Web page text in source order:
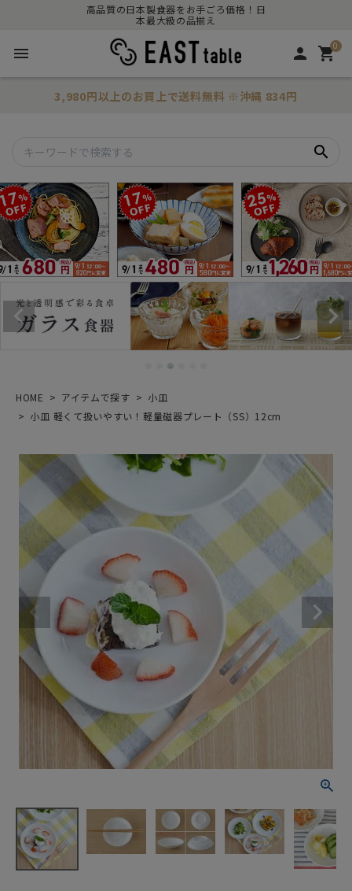
高品質の日本製食器をお手ごろ価格！日
本最大級の品揃え
menu person 0
shopping_cart
3,980円以上のお買上で送料無料 ※沖縄 834円
search
HOME アイテムで探す
小皿
小皿 軽くて扱いやすい！軽量磁器プレート（SS）12cm